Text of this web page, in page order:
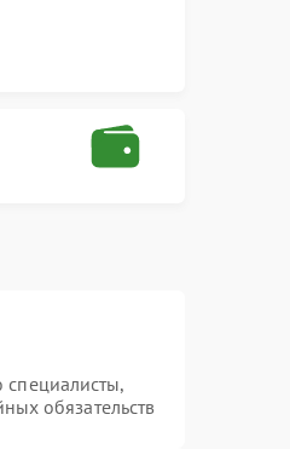
обязательств